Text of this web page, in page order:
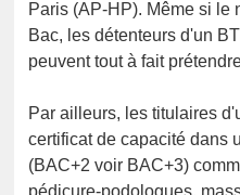
Paris (AP-HP). Même si le
Bac, les détenteurs d'un
peuvent tout à fait
Par ailleurs, les titulaires
certificat de capacité dans
(BAC+2 voir BAC+3)
pédicure-podologues,